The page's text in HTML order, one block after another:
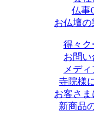
仏事
お仏壇の
得々ク
お問
メデ
寺院様
お客さま
新商品